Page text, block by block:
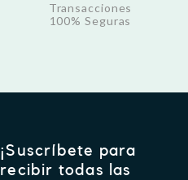
Transacciones
100% Seguras
¡Suscríbete para
recibir todas las